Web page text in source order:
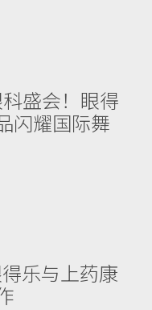
盛会！眼得
闪耀国际舞
乐与上药康